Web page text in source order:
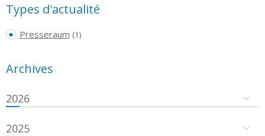
Types d'actualité
Presseraum (1)
Archives
2026
2025